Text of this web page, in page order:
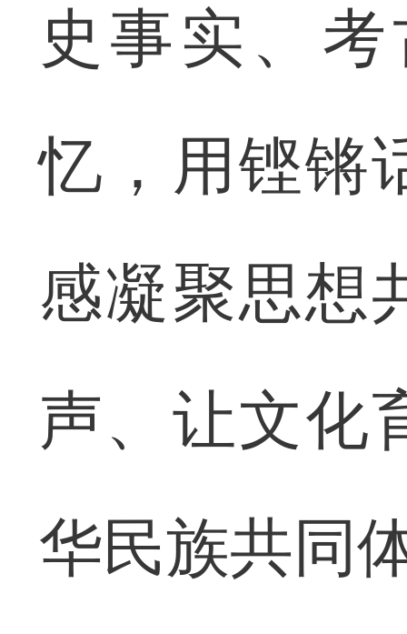
史事实、
忆，用铿锵
感凝聚思想
声、让文化
华民族共同